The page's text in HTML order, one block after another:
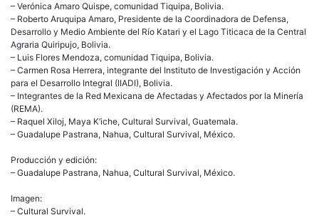
– Verónica Amaro Quispe, comunidad Tiquipa, Bolivia.
– Roberto Aruquipa Amaro, Presidente de la Coordinadora de Defensa,
Desarrollo y Medio Ambiente del Río Katari y el Lago Titicaca de la Central
Agraria Quiripujo, Bolivia.
– Luis Flores Mendoza, comunidad Tiquipa, Bolivia.
– Carmen Rosa Herrera, integrante del Instituto de Investigación y Acción
para el Desarrollo Integral (IIADI), Bolivia.
– Integrantes de la Red Mexicana de Afectadas y Afectados por la Minería
(REMA).
– Raquel Xiloj, Maya K’iche, Cultural Survival, Guatemala.
– Guadalupe Pastrana, Nahua, Cultural Survival, México.
Producción y edición:
– Guadalupe Pastrana, Nahua, Cultural Survival, México.
Imagen:
– Cultural Survival.